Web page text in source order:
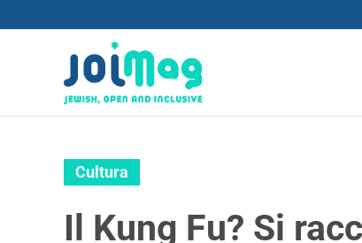
Cultura
Il Kung Fu? Si